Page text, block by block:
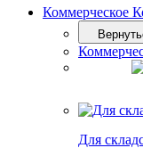
Коммерческое
Для